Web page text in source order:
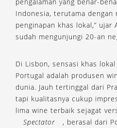
Indonesia, terutama dengan
penginapan khas lokal,” ujar
sudah mengunjungi 20-an
Di Lisbon, sensasi khas
Portugal adalah produsen
dunia. Jauh tertinggal dari
tapi kualitasnya cukup
lima wine terbaik sejagat
Spectator
, berasal dari